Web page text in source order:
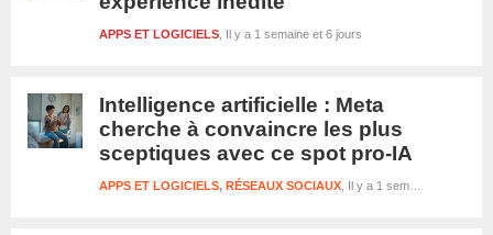
Il y a 1 semaine et 6 jours
APPS ET LOGICIELS
Intelligence artificielle : Meta
cherche à convaincre les plus
sceptiques avec ce spot pro-IA
Il y a 1 semaine et 6 jours
APPS ET LOGICIELS, RÉSEAUX SOCIAUX